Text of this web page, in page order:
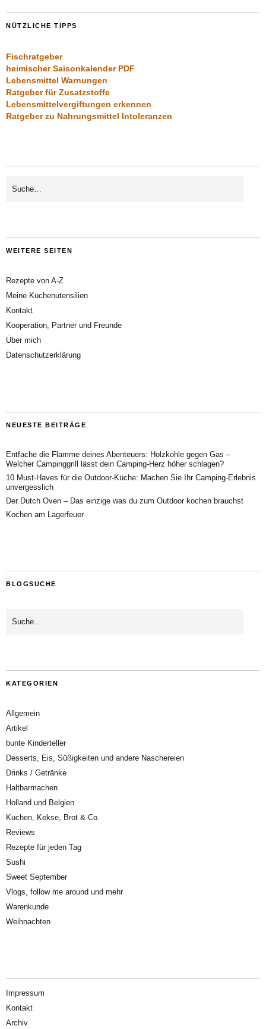
NÜTZLICHE TIPPS
Fischratgeber
heimischer Saisonkalender PDF
Lebensmittel Warnungen
Ratgeber für Zusatzstoffe
Lebensmittelvergiftungen erkennen
Ratgeber zu Nahrungsmittel Intoleranzen
WEITERE SEITEN
Rezepte von A-Z
Meine Küchenutensilien
Kontakt
Kooperation, Partner und Freunde
Über mich
Datenschutzerklärung
NEUESTE BEITRÄGE
Entfache die Flamme deines Abenteuers: Holzkohle gegen Gas –
Welcher Campinggrill lässt dein Camping-Herz höher schlagen?
10 Must-Haves für die Outdoor-Küche: Machen Sie Ihr Camping-Erlebnis
unvergesslich
Der Dutch Oven – Das einzige was du zum Outdoor kochen brauchst
Kochen am Lagerfeuer
BLOGSUCHE
KATEGORIEN
Allgemein
Artikel
bunte Kinderteller
Desserts, Eis, Süßigkeiten und andere Naschereien
Drinks / Getränke
Haltbarmachen
Holland und Belgien
Kuchen, Kekse, Brot & Co.
Reviews
Rezepte für jeden Tag
Sushi
Sweet September
Vlogs, follow me around und mehr
Warenkunde
Weihnachten
Impressum
Kontakt
Archiv